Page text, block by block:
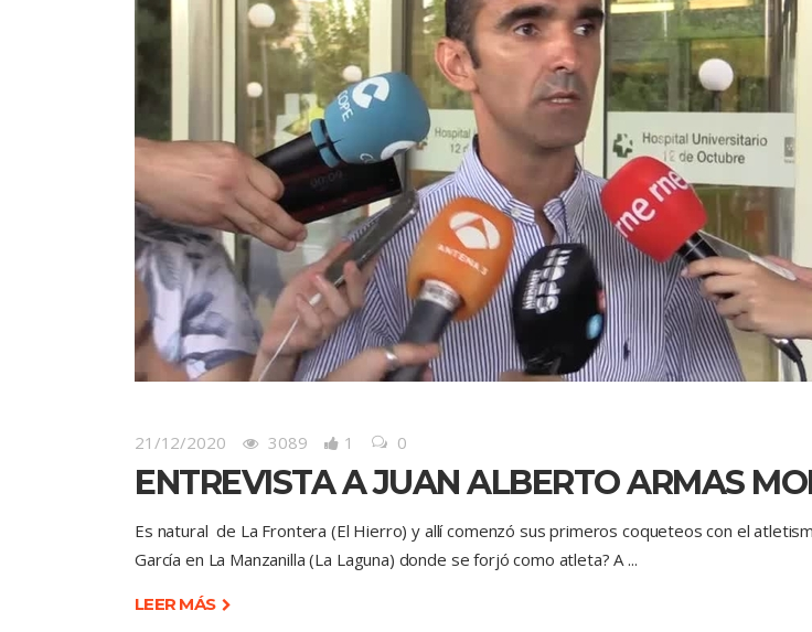
21/12/2020 3089 1 0
ENTREVISTA A JUAN ALBERTO ARMAS
Es natural de La Frontera (El Hierro) y allí comenzó sus primeros coqueteos con el
García en La Manzanilla (La Laguna) donde se forjó como atleta? A
LEER MÁS